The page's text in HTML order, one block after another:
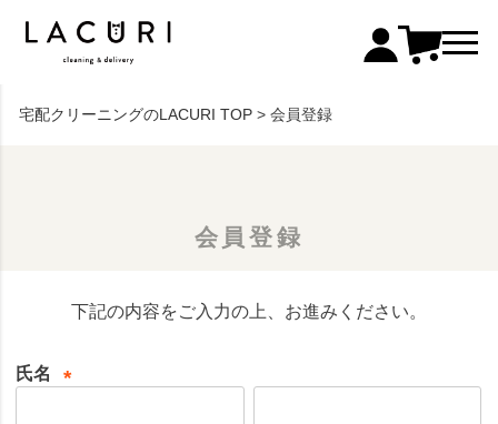
宅配クリーニングのLACURI TOP 会員登録
会員登録
下記の内容をご入力の上、お進みください。
氏名